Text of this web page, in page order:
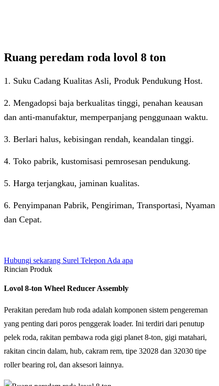
Ruang peredam roda lovol 8 ton
1. Suku Cadang Kualitas Asli, Produk Pendukung Host.
2. Mengadopsi baja berkualitas tinggi, penahan keausan
dan anti-manufaktur, memperpanjang penggunaan waktu.
3. Berlari halus, kebisingan rendah, keandalan tinggi.
4. Toko pabrik, kustomisasi pemrosesan pendukung.
5. Harga terjangkau, jaminan kualitas.
6. Penyimpanan Pabrik, Pengiriman, Transportasi, Nyaman
dan Cepat.
Hubungi sekarang Surel Telepon Ada apa
Rincian Produk
Lovol 8-ton Wheel Reducer Assembly
Perakitan peredam hub roda adalah komponen sistem pengereman
yang penting dari poros penggerak loader. Ini terdiri dari penutup
pelek roda, rakitan pembawa roda gigi planet 8-ton, gigi matahari,
rakitan cincin dalam, hub, cakram rem, tipe 32028 dan 32030 tipe
roller bearing rol, dan aksesori lainnya.